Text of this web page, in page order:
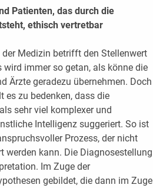
Patienten, das durch die
ethisch vertretbar
der Medizin betrifft den Stellenwert
wird immer so getan, als könne die
Ärzte geradezu übernehmen. Doch
zu bedenken, dass die
sehr viel komplexer und
Intelligenz suggeriert. So ist
Prozess, der nicht
werden kann. Die Diagnosestellung
Im Zuge der
gebildet, die dann im Zuge